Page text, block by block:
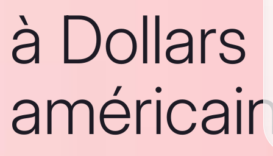
à Dollars